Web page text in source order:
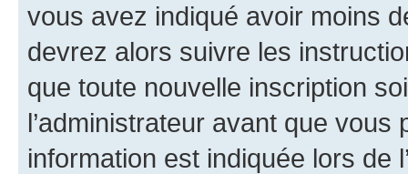
vous avez indiqué avoir moins
devrez alors suivre les
que toute nouvelle inscription
l’administrateur avant que
information est indiquée lors de